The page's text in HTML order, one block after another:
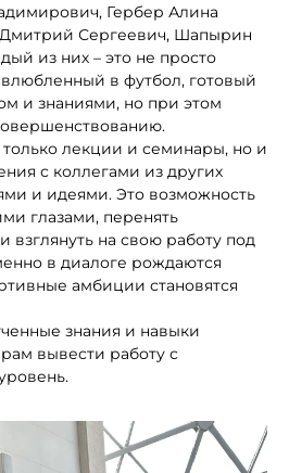
Гербер Алина
Дмитрий Сергеевич, Шапырин
из них – это не просто
влюбленный в футбол, готовый
и знаниями, но при этом
только лекции и семинары, но и
с коллегами из других
и идеями. Это возможность
глазами, перенять
взглянуть на свою работу под
в диалоге рождаются
амбиции становятся
знания и навыки
вывести работу с